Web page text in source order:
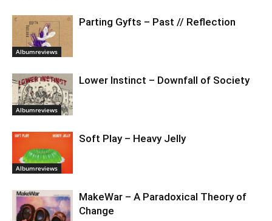
Albumreviews
Parting Gyfts – Past // Reflection
Albumreviews
Lower Instinct – Downfall of Society
Albumreviews
Soft Play – Heavy Jelly
MakeWar – A Paradoxical Theory of
Change